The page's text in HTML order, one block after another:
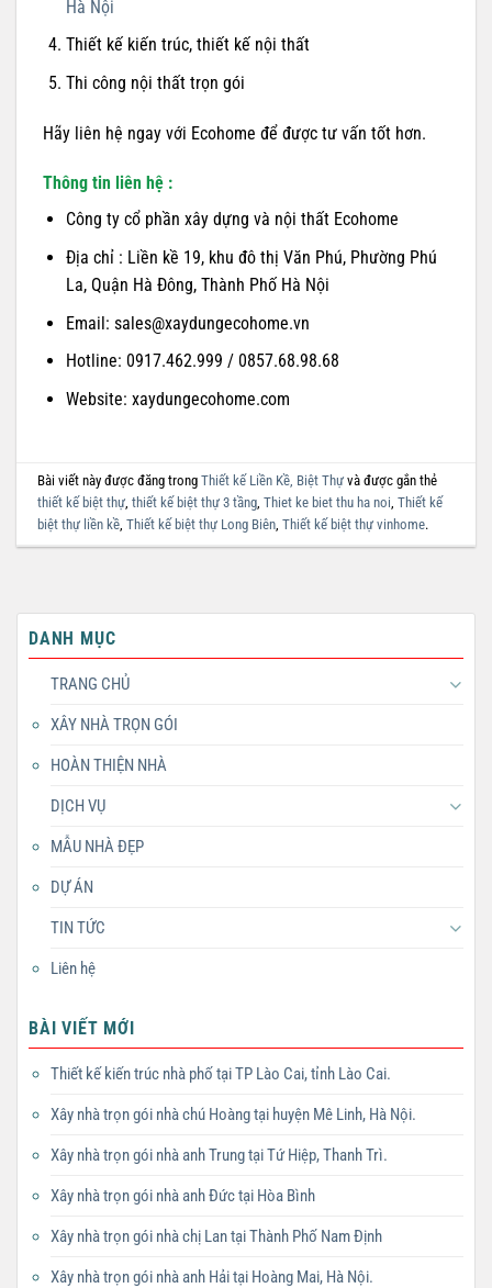
Hà Nội
Thiết kế kiến trúc, thiết kế nội thất
Thi công nội thất trọn gói
Hãy liên hệ ngay với Ecohome để được tư vấn tốt hơn.
Thông tin liên hệ :
Công ty cổ phần xây dựng và nội thất Ecohome
Địa chỉ : Liền kề 19, khu đô thị Văn Phú, Phường Phú
La, Quận Hà Đông, Thành Phố Hà Nội
Email: sales@xaydungecohome.vn
Hotline: 0917.462.999 / 0857.68.98.68
Website: xaydungecohome.com
Bài viết này được đăng trongThiết kế Liền Kề, Biệt Thự và được gắn thẻ
thiết kế biệt thự ,thiết kế biệt thự 3 tầng ,Thiet ke biet thu ha noi ,Thiết kế
biệt thự liền kề ,Thiết kế biệt thự Long Biên ,Thiết kế biệt thự vinhome.
DANH MỤC
TRANG CHỦ
XÂY NHÀ TRỌN GÓI
HOÀN THIỆN NHÀ
DỊCH VỤ
MẪU NHÀ ĐẸP
DỰ ÁN
TIN TỨC
Liên hệ
BÀI VIẾT MỚI
Thiết kế kiến trúc nhà phố tại TP Lào Cai, tỉnh Lào Cai.
Xây nhà trọn gói nhà chú Hoàng tại huyện Mê Linh, Hà Nội.
Xây nhà trọn gói nhà anh Trung tại Tứ Hiệp, Thanh Trì.
Xây nhà trọn gói nhà anh Đức tại Hòa Bình
Xây nhà trọn gói nhà chị Lan tại Thành Phố Nam Định
Xây nhà trọn gói nhà anh Hải tại Hoàng Mai, Hà Nội.